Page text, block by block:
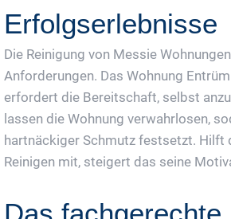
Erfolgserlebnisse
Die Reinigung von Messie
Anforderungen. Das Wohnung
erfordert die Bereitschaft, selbst
lassen die Wohnung verwahrlosen,
hartnäckiger Schmutz festsetzt. Hilft
Reinigen mit, steigert das seine